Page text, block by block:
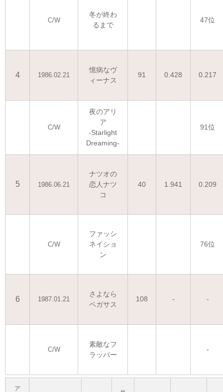
C/W
冬が終わ
るまで
47位
4 1986.02.21
憶病なヴ
ィーナス
91 0.428 0.217
C/W
夜のアリ
ア
-Starlight
Dreaming-
91位
5 1986.06.21
ナツオの
恋人ナツ
コ
40 1.941 0.209
C/W
ファッシ
ネイショ
ン
76位
6 1987.01.21
さよなら
ペガサス
108 - -
C/W
素敵なフ
ラッパー
-
ア